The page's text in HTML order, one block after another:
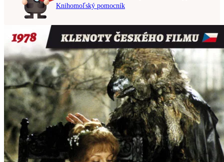
Knihomoľský pomocník